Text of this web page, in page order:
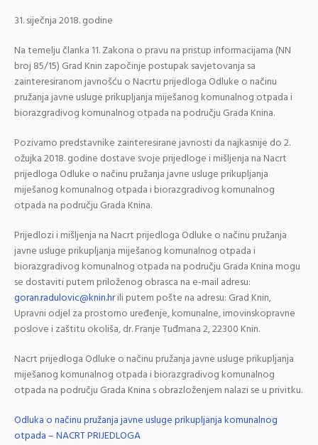
31. siječnja 2018. godine
Na temelju članka 11. Zakona o pravu na pristup informacijama (NN
broj 85/15) Grad Knin započinje postupak savjetovanja sa
zainteresiranom javnošću o Nacrtu prijedloga Odluke o načinu
pružanja javne usluge prikupljanja miješanog komunalnog otpada i
biorazgradivog komunalnog otpada na području Grada Knina.
Pozivamo predstavnike zainteresirane javnosti da najkasnije do 2.
ožujka 2018. godine dostave svoje prijedloge i mišljenja na Nacrt
prijedloga Odluke o načinu pružanja javne usluge prikupljanja
miješanog komunalnog otpada i biorazgradivog komunalnog
otpada na području Grada Knina.
Prijedlozi i mišljenja na Nacrt prijedloga Odluke o načinu pružanja
javne usluge prikupljanja miješanog komunalnog otpada i
biorazgradivog komunalnog otpada na području Grada Knina mogu
se dostaviti putem priloženog obrasca na e-mail adresu:
goran.radulovic@knin.hrili putem pošte na adresu: Grad Knin,
Upravni odjel za prostorno uređenje, komunalne, imovinskopravne
poslove i zaštitu okoliša, dr. Franje Tuđmana 2, 22300 Knin.
Nacrt prijedloga Odluke o načinu pružanja javne usluge prikupljanja
miješanog komunalnog otpada i biorazgradivog komunalnog
otpada na području Grada Knina s obrazloženjem nalazi se u privitku.
Odluka o načinu pružanja javne usluge prikupljanja komunalnog
otpada – NACRT PRIJEDLOGA